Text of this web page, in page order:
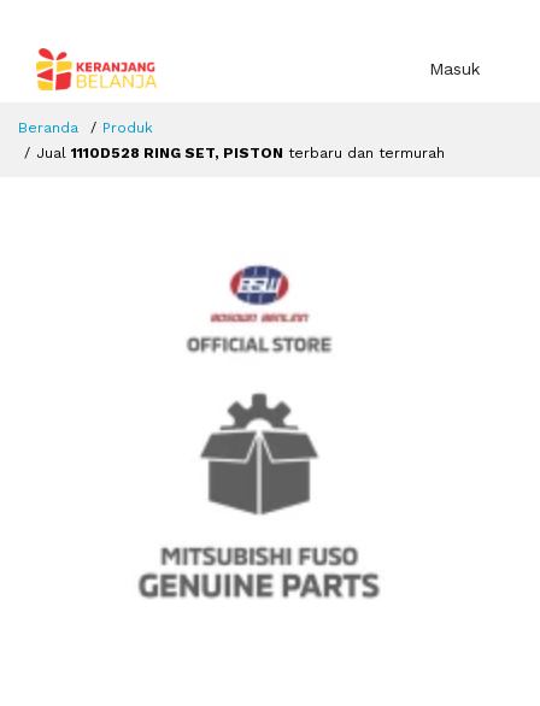
Masuk
Beranda
Produk
Jual 1110D528 RING SET, PISTON terbaru dan termurah